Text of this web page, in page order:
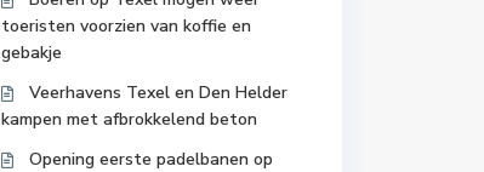
toeristen voorzien van koffie en
gebakje
Veerhavens Texel en Den Helder
kampen met afbrokkelend beton
Opening eerste padelbanen op